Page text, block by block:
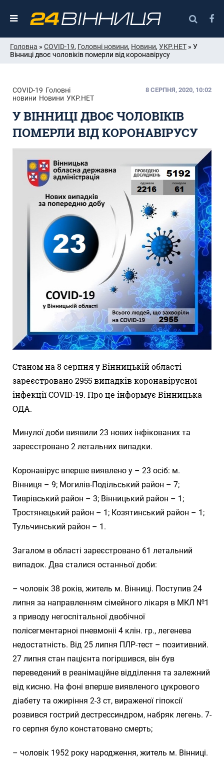
Головна » COVID-19, Головні новини, Новини, УКР.НЕТ » У
Вінниці двоє чоловіків померли від коронавірусу
COVID-19 Головні
новини Новини УКР.НЕТ
8 СЕРПНЯ, 2020, 10:02
У ВІННИЦІ ДВОЄ ЧОЛОВІКІВ
ПОМЕРЛИ ВІД КОРОНАВІРУСУ
Станом на 8 серпня у Вінницькій області
зареєстровано 2955 випадків коронавірусної
інфекції COVID-19. Про це інформує Вінницька
ОДА.
Минулої доби виявили 23 нових інфікованих та
зареєстровано 2 летальних випадки.
Коронавірус вперше виявлено у – 23 осіб: м.
Вінниця – 9; Могилів-Подільський район – 7;
Тиврівський район – 3; Вінницький район – 1;
Тростянецький район – 1; Козятинський район – 1;
Тульчинський район – 1.
Загалом в області зареєстровано 61 летальний
випадок. Два сталися останньої доби:
– чоловік 38 років, житель м. Вінниці. Поступив 24
липня за направленням сімейного лікаря в МКЛ №1
з приводу негоспітальної двобічної
полісегментарноі пневмоніі 4 клін. гр., легенева
недостатність. Від 25 липня ПЛР-тест – позитивний.
27 липня стан пацієнта погіршився, він був
переведений в реанімаційне відділення та залежний
від кисню. На фоні вперше виявленого цукрового
діабету та ожиріння 2-3 ст, вираженої гіпоксії
розвився гострий дестрессиндром, набряк легень. 7-
го серпня було констатовано смерть;
– чоловік 1952 року народження, житель м. Вінниці.